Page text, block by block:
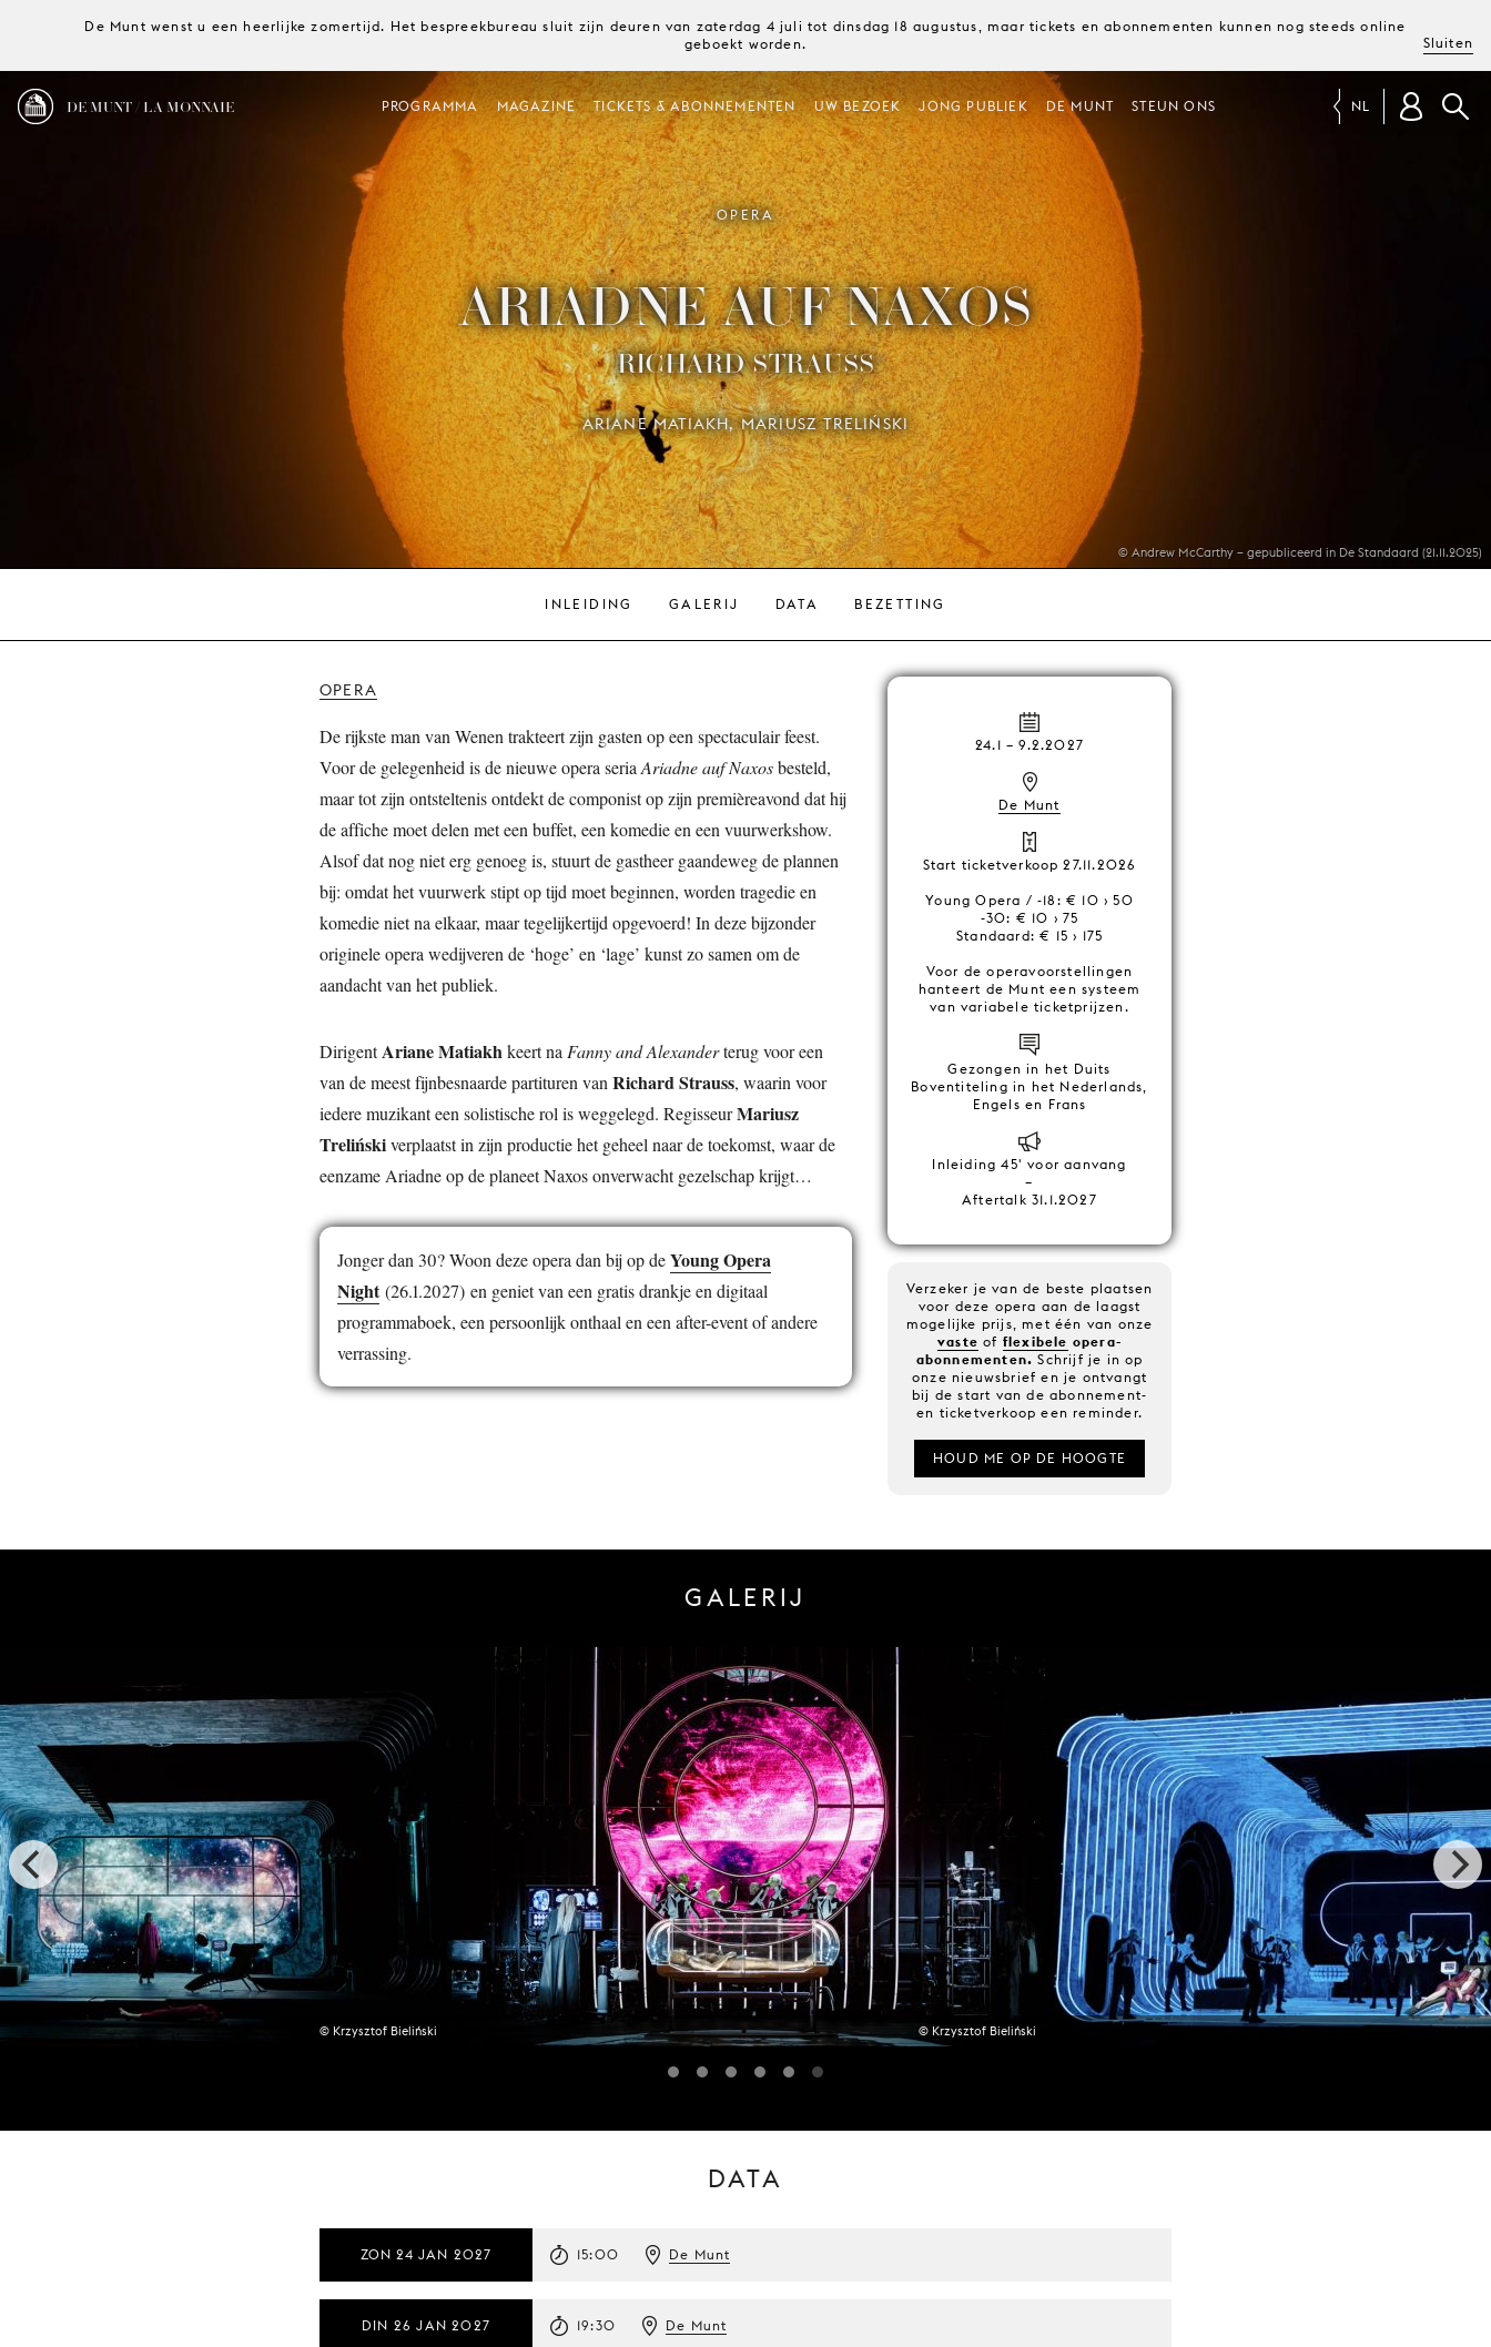
De Munt wenst u een heerlijke zomertijd. Het bespreekbureau sluit zijn deuren van zaterdag 4 juli tot dinsdag 18 augustus, maar tickets en abonnementen kunnen nog steeds online
geboekt worden.
Sluiten
DE MUNT / LA MONNAIE PROGRAMMA MAGAZINE TICKETS & ABONNEMENTEN UW BEZOEK JONG PUBLIEK DE MUNT STEUN ONS NL
© Andrew McCarthy – gepubliceerd in De Standaard (21.11.2025)
OPERA
ARIADNE AUF NAXOS
RICHARD STRAUSS
ARIANE MATIAKH, MARIUSZ TRELIŃSKI
INLEIDING GALERIJ DATA BEZETTING
OPERA
De rijkste man van Wenen trakteert zijn gasten op een spectaculair feest.
Voor de gelegenheid is de nieuwe opera seria Ariadne auf Naxosbesteld,
maar tot zijn ontsteltenis ontdekt de componist op zijn premièreavond dat hij
de affiche moet delen met een buffet, een komedie en een vuurwerkshow.
Alsof dat nog niet erg genoeg is, stuurt de gastheer gaandeweg de plannen
bij: omdat het vuurwerk stipt op tijd moet beginnen, worden tragedie en
komedie niet na elkaar, maar tegelijkertijd opgevoerd! In deze bijzonder
originele opera wedijveren de ‘hoge’ en ‘lage’ kunst zo samen om de
aandacht van het publiek.
DirigentAriane Matiakhkeert na Fanny and Alexanderterug voor een
van de meest fijnbesnaarde partituren van Richard Strauss, waarin voor
iedere muzikant een solistische rol is weggelegd. RegisseurMariusz
Trelińskiverplaatst in zijn productie het geheel naar de toekomst, waar de
eenzame Ariadne op de planeet Naxos onverwacht gezelschap krijgt…
Jonger dan 30? Woon deze opera dan bij op deYoung Opera
Night(26.1.2027) en geniet van een gratis drankje en digitaal
programmaboek, een persoonlijk onthaal en een after-event of andere
verrassing.
24.1 –9.2.2027
De Munt
Start ticketverkoop 27.11.2026
Young Opera / -18: € 10 › 50
-30: € 10 › 75
Standaard: € 15 › 175
Voor de operavoorstellingen
hanteert de Munt een systeem
van variabele ticketprijzen.
Gezongen in het Duits
Boventiteling in het Nederlands,
Engels en Frans
Inleiding 45' voor aanvang
–
Aftertalk 31.1.2027
Verzeker je van de beste plaatsen
voor deze opera aan de laagst
mogelijke prijs, met één van onze
vaste of flexibele opera-
abonnementen.Schrijf je in op
onze nieuwsbrief en je ontvangt
bij de start van de abonnement-
en ticketverkoop een reminder.
HOUD ME OP DE HOOGTE
GALERIJ
© Krzysztof Bieliński © Krzysztof Bieliński
DATA
ZON 24 JAN 2027 15:00 De Munt
DIN 26 JAN 2027 19:30 De Munt